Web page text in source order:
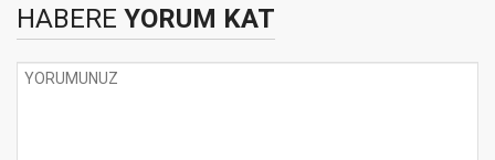
HABERE YORUM KAT